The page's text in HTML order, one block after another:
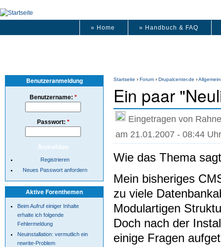
» Home » Handbuch & FAQ
Startseite › Forum › Drupalcenter.de ›
Ein paar
Eingetragen von
am 21.01.2007 - 08:44 Uhr
Wie das Thema
Mein bisheriges
zu viele
Modulartigen
Doch nach der
einige Fragen
Benutzeranmeldung
Benutzername: *
Passwort: *
Registrieren
Neues Passwort anfordern
Aktive Forenthemen
Beim Aufruf einiger Inhalte
erhalte ich folgende
Fehlermeldung
Neuinstallation: vermutlich ein
rewrite-Problem